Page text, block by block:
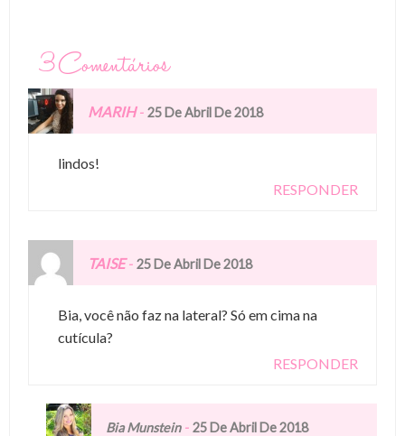
3 Comentários
MARIH- 25 De Abril De 2018
lindos!
RESPONDER
TAISE- 25 De Abril De 2018
Bia, você não faz na lateral? Só em cima na
cutícula?
RESPONDER
Bia Munstein- 25 De Abril De 2018